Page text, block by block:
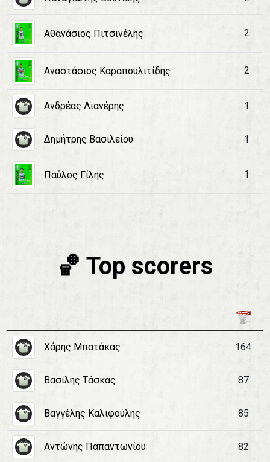
Αθανάσιος Πιτσινέλης 2
Αναστάσιος Καραπουλιτίδης 2
Ανδρέας Λιανέρης 1
Δημήτρης Βασιλείου 1
Παύλος Γίλης 1
🏀 Top scorers
Χάρης Μπατάκας 164
Βασίλης Τάσκας 87
Βαγγέλης Καλιφούλης 85
Αντώνης Παπαντωνίου 82